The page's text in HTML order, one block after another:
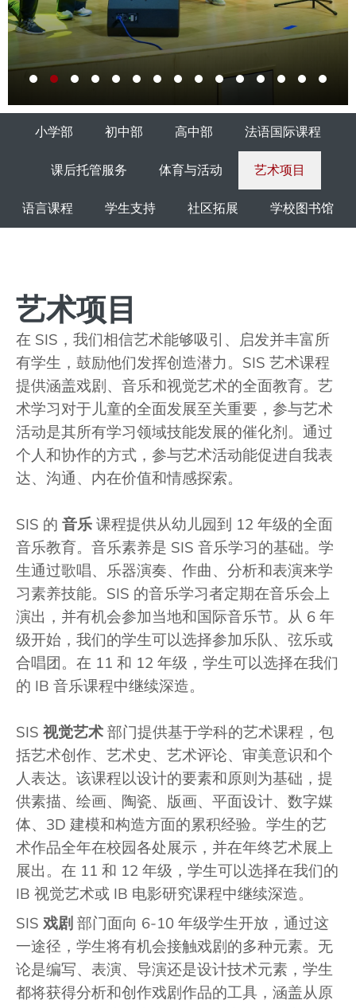
小学部 初中部 高中部 法语国际课程
课后托管服务 体育与活动 艺术项目
语言课程 学生支持 社区拓展 学校图书馆
艺术项目
在 SIS，我们相信艺术能够吸引、启发并丰富所
有学生，鼓励他们发挥创造潜力。SIS 艺术课程
提供涵盖戏剧、音乐和视觉艺术的全面教育。艺
术学习对于儿童的全面发展至关重要，参与艺术
活动是其所有学习领域技能发展的催化剂。通过
个人和协作的方式，参与艺术活动能促进自我表
达、沟通、内在价值和情感探索。
SIS 的 音乐 课程提供从幼儿园到 12 年级的全面
音乐教育。音乐素养是 SIS 音乐学习的基础。学
生通过歌唱、乐器演奏、作曲、分析和表演来学
习素养技能。SIS 的音乐学习者定期在音乐会上
演出，并有机会参加当地和国际音乐节。从 6 年
级开始，我们的学生可以选择参加乐队、弦乐或
合唱团。在 11 和 12 年级，学生可以选择在我们
的 IB 音乐课程中继续深造。
SIS 视觉艺术 部门提供基于学科的艺术课程，包
括艺术创作、艺术史、艺术评论、审美意识和个
人表达。该课程以设计的要素和原则为基础，提
供素描、绘画、陶瓷、版画、平面设计、数字媒
体、3D 建模和构造方面的累积经验。学生的艺
术作品全年在校园各处展示，并在年终艺术展上
展出。在 11 和 12 年级，学生可以选择在我们的
IB 视觉艺术或 IB 电影研究课程中继续深造。
SIS 戏剧 部门面向 6-10 年级学生开放，通过这
一途径，学生将有机会接触戏剧的多种元素。无
论是编写、表演、导演还是设计技术元素，学生
都将获得分析和创作戏剧作品的工具，涵盖从原